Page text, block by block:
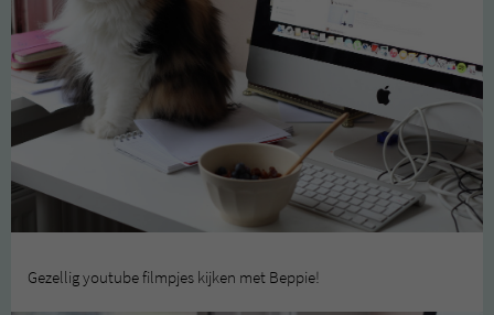
Gezellig youtube filmpjes kijken met Beppie!